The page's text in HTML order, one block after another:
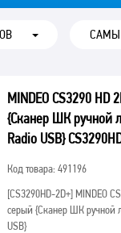
MINDEO CS3290 HD
{Сканер ШК ручной
Radio USB}
Код товара: 491196
[CS3290HD-2D+] MINDEO
серый {Сканер ШК ручной
USB}